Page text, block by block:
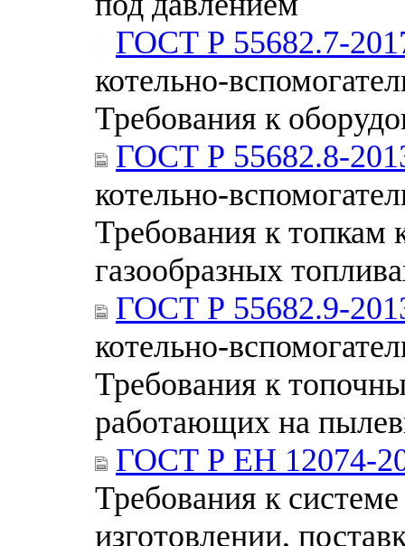
ГОСТ Р 55682.7-
котельно-
Требования к
ГОСТ Р 55682.8-
котельно-
Требования к
газообразных
ГОСТ Р 55682.9-
котельно-
Требования к
работающих на
ГОСТ Р ЕН 12074-
Требования к
изготовлении,